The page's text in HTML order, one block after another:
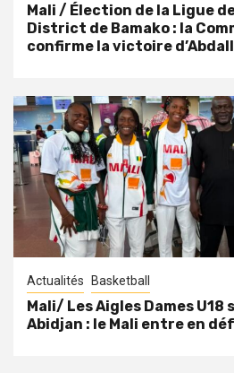
Mali / Élection de la Ligue
District de Bamako : la
confirme la victoire
Actualités Basketball
Mali/ Les Aigles Dames U18
Abidjan : le Mali entre en